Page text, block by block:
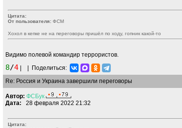
Цитата:
От пользователя: ФСМ
Хохол в кепке не на переговоры пришёл по ходу, гопник какой-то
Видимо полевой командир террористов.
8/4
Поделиться:
Re: Россия и Украина завершили переговоры
Автор: ФСБук
Дата: 28 февраля 2022 21:32
Цитата: